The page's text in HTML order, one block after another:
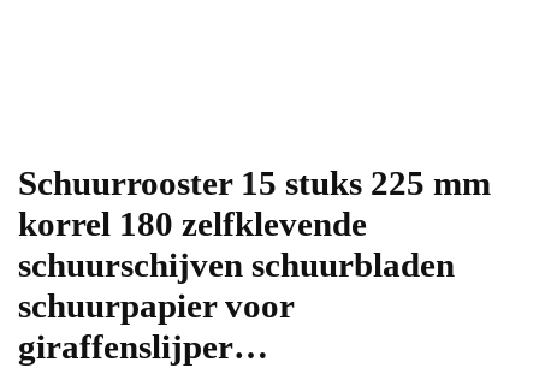
Schuurrooster 15 stuks 225 mm
korrel 180 zelfklevende
schuurschijven schuurbladen
schuurpapier voor
giraffenslijper…